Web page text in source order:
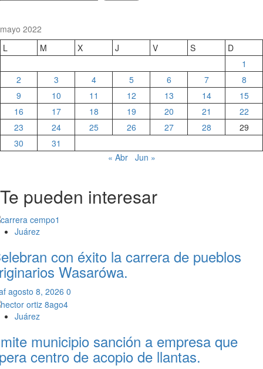
mayo 2022
L
M X J V S
D
1
2
3 4 5 6 7
8
9
10 11 12 13 14
15
16
17 18 19 20 21
22
23
24 25 26 27 28
29
30
31
« Abr
Jun »
Te pueden interesar
Juárez
con éxito la carrera de pueblos
Wasarówa.
agosto 8, 2026 0
Juárez
municipio sanción a empresa que
centro de acopio de llantas.